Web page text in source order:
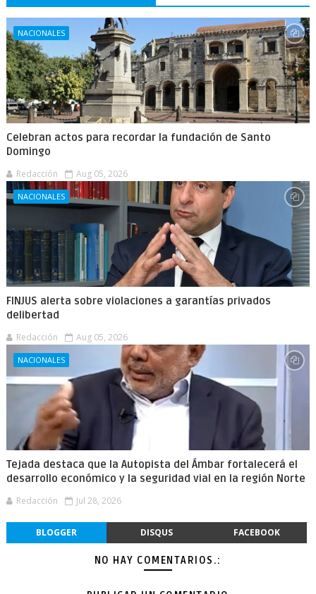
NACIONALES
Celebran actos para recordar la fundación de Santo
Domingo
Redacción Aug 05, 2026
NACIONALES
FINJUS alerta sobre violaciones a garantías privados
delibertad
Redacción Aug 05, 2026
NACIONALES
Tejada destaca que la Autopista del Ámbar fortalecerá el
desarrollo económico y la seguridad vial en la región Norte
Redacción Jul 28, 2026
BLOGGER DISQUS FACEBOOK
NO HAY COMENTARIOS.: